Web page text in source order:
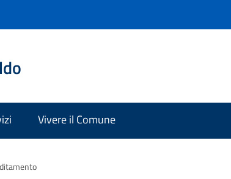
Vivere il Comune